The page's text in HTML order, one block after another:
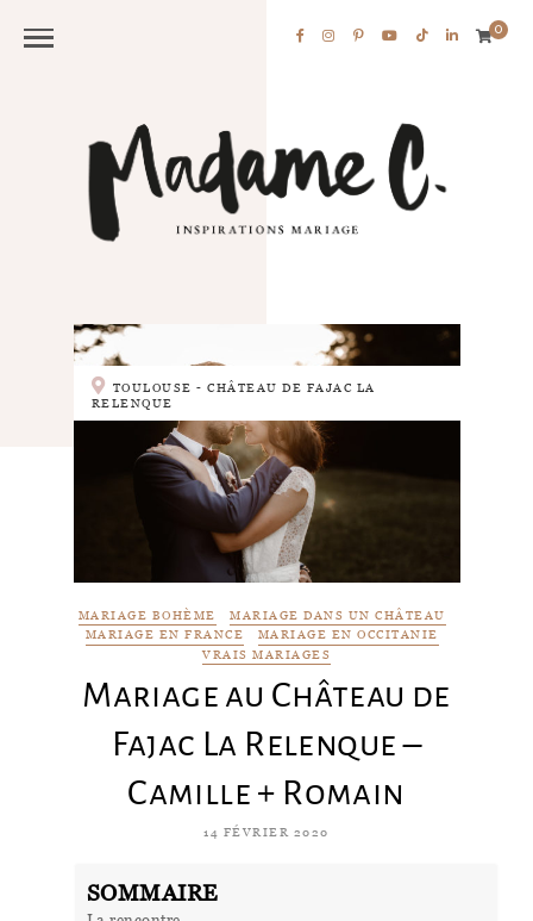
0
TOULOUSE - CHÂTEAU DE FAJAC LA
RELENQUE
MARIAGE BOHÈME
MARIAGE DANS UN CHÂTEAU
MARIAGE EN FRANCE
MARIAGE EN OCCITANIE
VRAIS MARIAGES
Mariage au Château de
Fajac La Relenque –
Camille + Romain
14 FÉVRIER 2020
SOMMAIRE